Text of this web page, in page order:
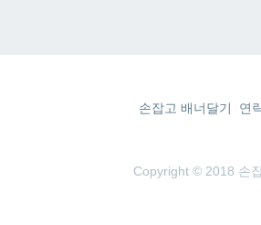
Copyright © 2018 손
손잡고 배너달기 연